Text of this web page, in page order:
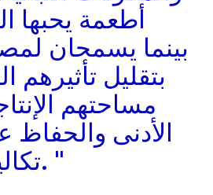
أطعمة يحبها
بينما يسمحان
بتقليل
مساحتهم
الأدنى
تكاليف التشغيل. "